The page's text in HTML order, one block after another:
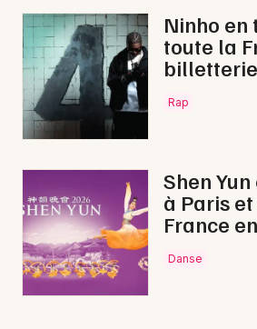
Choisir mes départements
Mon email
Je m'abonne
Ninho en
toute la
billetterie
Rap
Shen
à Paris
France
Danse